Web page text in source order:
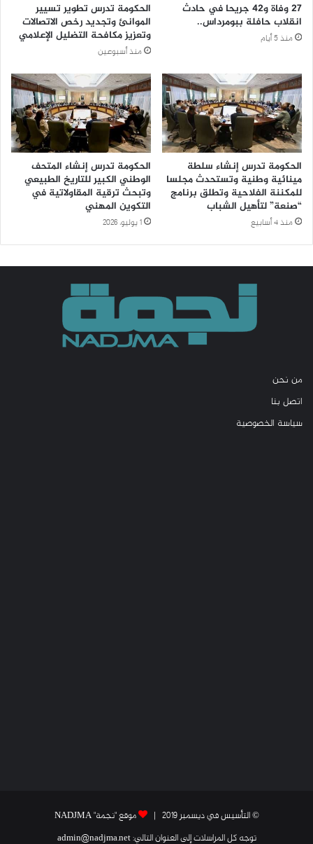
27 وفاة و42 جريحا في حادث
انقلاب حافلة ببومرداس..
منذ 5 أيام
الحكومة تدرس تطوير تسيير
الموانئ وتجديد رخص الاتصالات
وتعزيز مكافحة التضليل الإعلامي
منذ أسبوعين
الحكومة تدرس إنشاء سلطة
مينائية وطنية وتستحدث مجلسا
للمكننة الفلاحية وتطلق برنامج
“صنعة” لتأهيل الشباب
منذ 4 أسابيع
الحكومة تدرس إنشاء المتحف
الوطني الكبير للتاريخ الطبيعي
وتبحث ترقية المقاولاتية في
التكوين المهني
1 يوليو، 2026
من نحن
اتصل بنا
سياسة الخصوصية
© التأسيس في ديسمبر 2019 |
موقع "نجمة" NADJMA
توجه كل المراسلات إلى العنوان التالي: admin@nadjma.net